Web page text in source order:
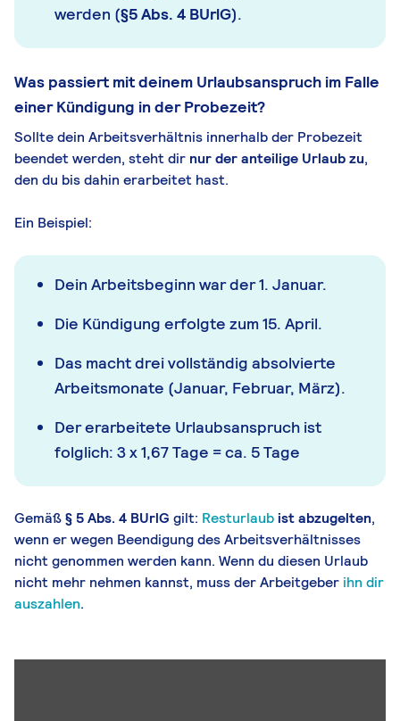
werden (§5 Abs. 4 BUrlG).
Was passiert mit deinem Urlaubsanspruch im Falle
einer Kündigung in der Probezeit?
Sollte dein Arbeitsverhältnis innerhalb der Probezeit
beendet werden, steht dir nur der anteilige Urlaub zu,
den du bis dahin erarbeitet hast.
Ein Beispiel:
Dein Arbeitsbeginn war der 1. Januar.
Die Kündigung erfolgte zum 15. April.
Das macht drei vollständig absolvierte
Arbeitsmonate (Januar, Februar, März).
Der erarbeitete Urlaubsanspruch ist
folglich: 3 x 1,67 Tage = ca. 5 Tage
Gemäß§ 5 Abs. 4 BUrlG gilt: Resturlaubist abzugelten,
wenn er wegen Beendigung des Arbeitsverhältnisses
nicht genommen werden kann. Wenn du diesen Urlaub
nicht mehr nehmen kannst, muss der Arbeitgeber ihn dir
auszahlen.